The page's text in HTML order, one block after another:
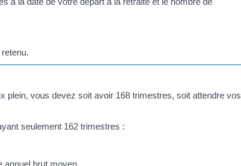
plein, vous devez soit avoir 168 trimestres, soit attendre vos
seulement 162 trimestres :